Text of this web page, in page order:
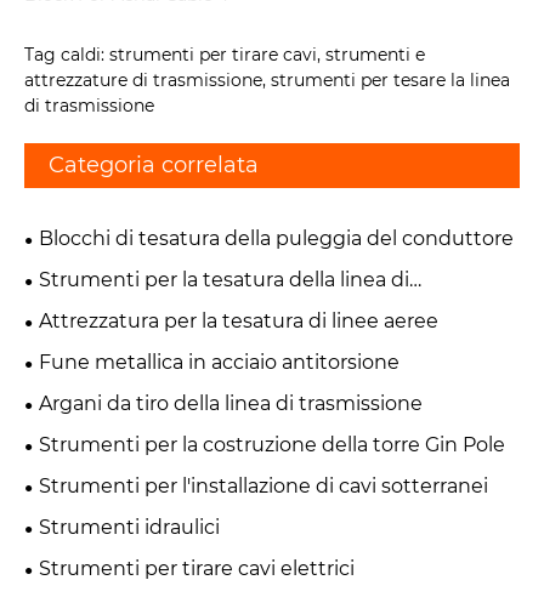
Tag caldi: strumenti per tirare cavi, strumenti e
attrezzature di trasmissione, strumenti per tesare la linea
di trasmissione
Categoria correlata
Blocchi di tesatura della puleggia del conduttore
Strumenti per la tesatura della linea di
trasmissione
Attrezzatura per la tesatura di linee aeree
Fune metallica in acciaio antitorsione
Argani da tiro della linea di trasmissione
Strumenti per la costruzione della torre Gin Pole
Strumenti per l'installazione di cavi sotterranei
Strumenti idraulici
Strumenti per tirare cavi elettrici